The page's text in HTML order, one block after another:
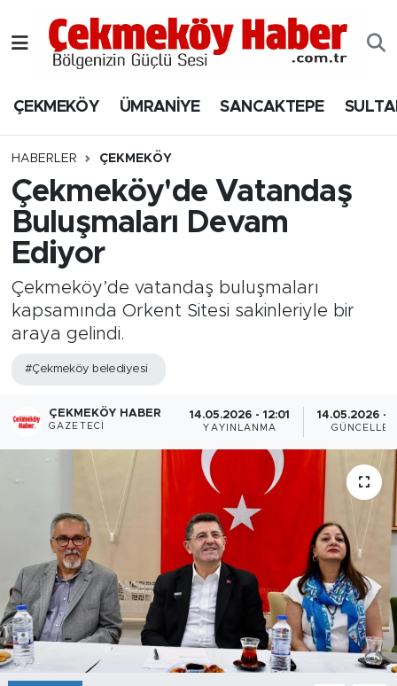
ÇEKMEKÖY ÜMRANİYE SANCAKTEPE
HABERLER ÇEKMEKÖY
Çekmeköy'de Vatandaş
Buluşmaları Devam
Ediyor
Çekmeköy’de vatandaş buluşmaları
kapsamında Orkent Sitesi sakinleriyle bir
araya gelindi.
#Çekmeköy belediyesi
ÇEKMEKÖY HABER
GAZETECI
14.05.2026 - 12:01
YAYINLANMA
14.05.2026 -
Nöbetçi Eczaneler
Hava Durumu
Namaz Vakitleri
Trafik Durumu
Süper Lig Puan Durumu ve Fikstür
Tüm Manşetler
Son Dakika Haberleri